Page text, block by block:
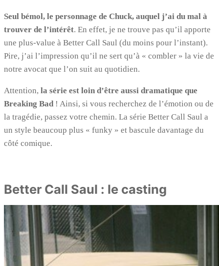
Seul bémol, le personnage de Chuck, auquel j’ai du mal à
trouver de l’intérêt. En effet, je ne trouve pas qu’il apporte
une plus-value à Better Call Saul (du moins pour l’instant).
Pire, j’ai l’impression qu’il ne sert qu’à « combler » la vie de
notre avocat que l’on suit au quotidien.
Attention, la série est loin d’être aussi dramatique que
Breaking Bad ! Ainsi, si vous recherchez de l’émotion ou de
la tragédie, passez votre chemin. La série Better Call Saul a
un style beaucoup plus « funky » et bascule davantage du
côté comique.
Better Call Saul : le casting